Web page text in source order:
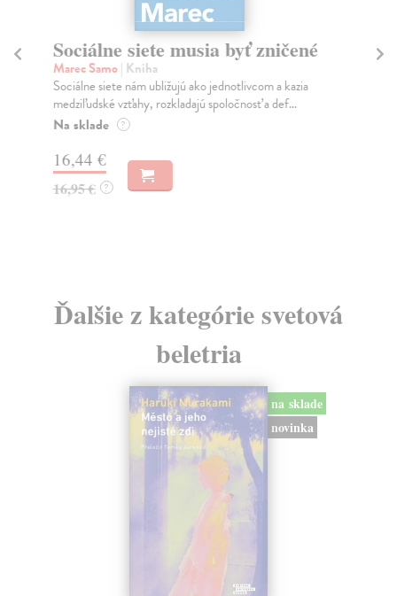
Sociálne siete musia byť zničené
Marec Samo| Kniha
Sociálne siete nám ubližujú ako jednotlivcom a kazia
medziľudské vzťahy, rozkladajú spoločnosť a def...
Na sklade ?
16,44 €
16,95 € ?
Ďalšie z kategórie svetová
beletria
na sklade
novinka